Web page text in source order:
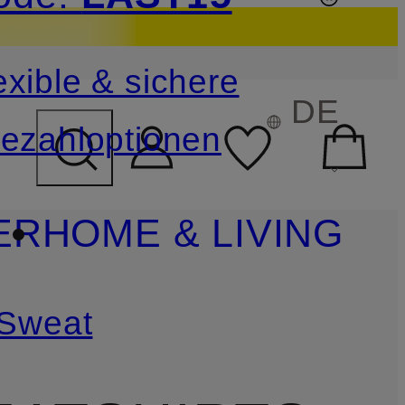
ÜBERSPRINGEN
& sichere
DE
HOME & LIVING